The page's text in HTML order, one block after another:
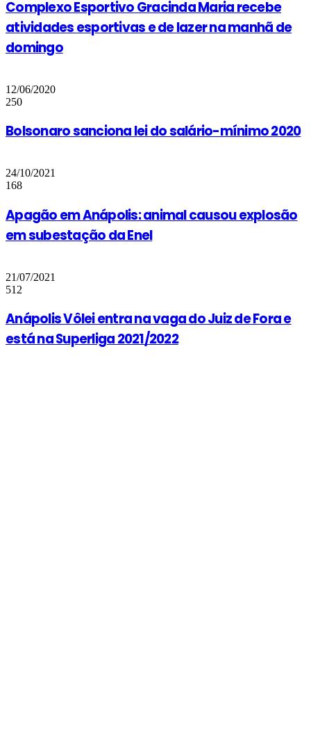
Complexo Esportivo Gracinda Maria recebe
atividades esportivas e de lazer na manhã de
domingo
12/06/2020
250
Bolsonaro sanciona lei do salário-mínimo 2020
24/10/2021
168
Apagão em Anápolis: animal causou explosão
em subestação da Enel
21/07/2021
512
Anápolis Vôlei entra na vaga do Juiz de Fora e
está na Superliga 2021/2022